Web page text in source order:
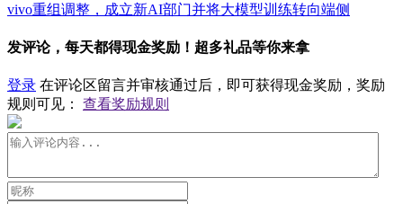
vivo重组调整，成立新AI部门并将大模型训练转向端侧
发评论，每天都得现金奖励！超多礼品等你来拿
登录 在评论区留言并审核通过后，即可获得现金奖励，奖励
规则可见： 查看奖励规则